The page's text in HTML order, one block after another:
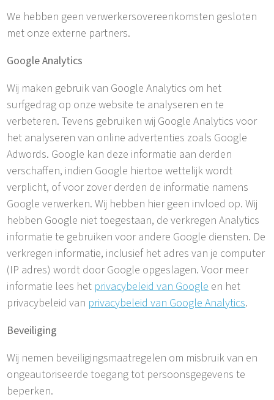
We hebben geen verwerkersovereenkomsten gesloten
met onze externe partners.
Google Analytics
Wij maken gebruik van Google Analytics om het
surfgedrag op onze website te analyseren en te
verbeteren. Tevens gebruiken wij Google Analytics voor
het analyseren van online advertenties zoals Google
Adwords. Google kan deze informatie aan derden
verschaffen, indien Google hiertoe wettelijk wordt
verplicht, of voor zover derden de informatie namens
Google verwerken. Wij hebben hier geen invloed op. Wij
hebben Google niet toegestaan, de verkregen Analytics
informatie te gebruiken voor andere Google diensten. De
verkregen informatie, inclusief het adres van je computer
(IP adres) wordt door Google opgeslagen. Voor meer
informatie lees het privacybeleid van Googleen het
privacybeleid van privacybeleid van Google Analytics.
Beveiliging
Wij nemen beveiligingsmaatregelen om misbruik van en
ongeautoriseerde toegang tot persoonsgegevens te
beperken.